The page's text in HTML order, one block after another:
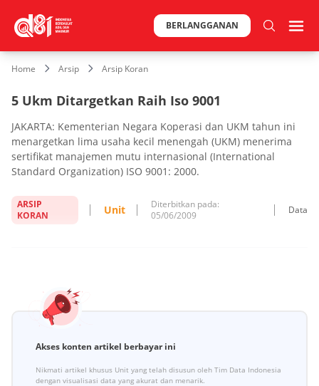
BERLANGGANAN
Home Arsip Arsip Koran
5 Ukm Ditargetkan Raih Iso 9001
JAKARTA: Kementerian Negara Koperasi dan UKM tahun ini
menargetkan lima usaha kecil menengah (UKM) menerima
sertifikat manajemen mutu internasional (International
Standard Organization) ISO 9001: 2000.
ARSIP
KORAN
Unit
Diterbitkan pada:
05/06/2009
Data
Akses konten artikel berbayar ini
Nikmati artikel khusus Unit yang telah disusun oleh Tim Data Indonesia
dengan visualisasi data yang akurat dan menarik.